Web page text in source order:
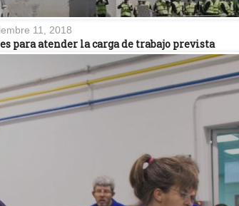
11, 2018
para atender la carga de trabajo prevista